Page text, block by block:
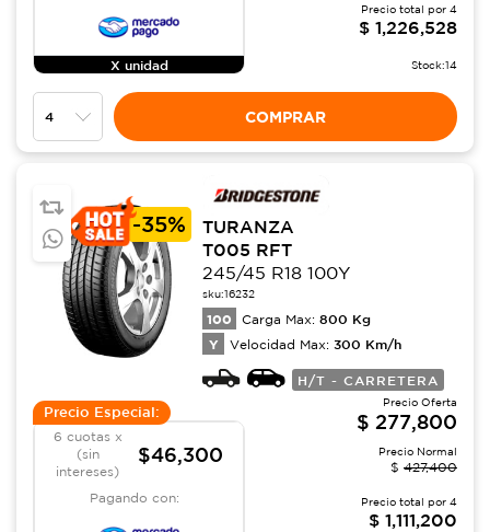
X unidad
Precio total por 4
$ 1,226,528
Stock:14
COMPRAR
-35%
TURANZA
T005 RFT
245/45 R18 100Y
sku:16232
100 Carga Max: 800 Kg
Y Velocidad Max: 300 Km/h
H/T - CARRETERA
Precio Especial:
6 cuotas x
(sin
intereses)
$46,300
Pagando con:
Precio Oferta
$ 277,800
Precio Normal
$ 427,400
Precio total por 4
$ 1,111,200